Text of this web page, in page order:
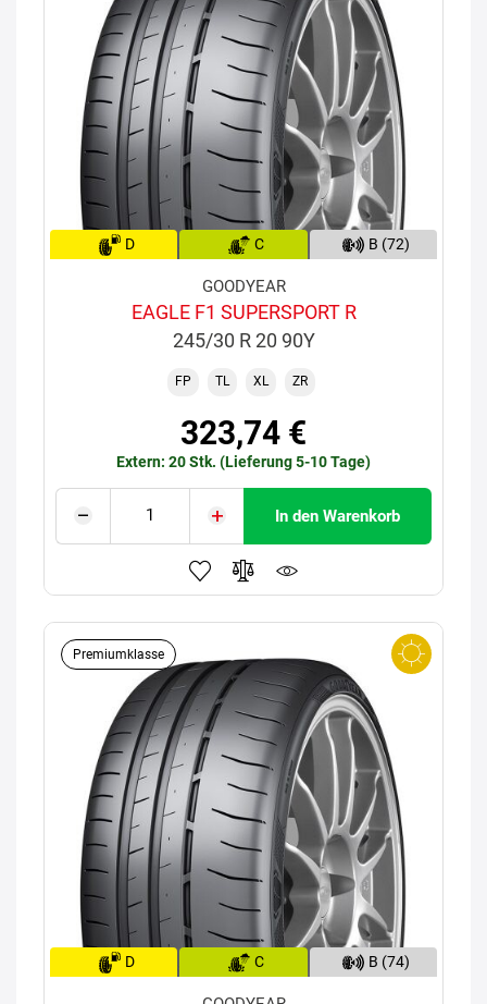
D C B (72)
GOODYEAR
EAGLE F1 SUPERSPORT R
245/30 R 20 90Y
FP TL XL ZR
323,74 €
Extern: 20 Stk. (Lieferung 5-10 Tage)
In den Warenkorb
Premiumklasse
D C B (74)